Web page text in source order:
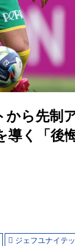
から先
導く「後
ジェフユナイテ